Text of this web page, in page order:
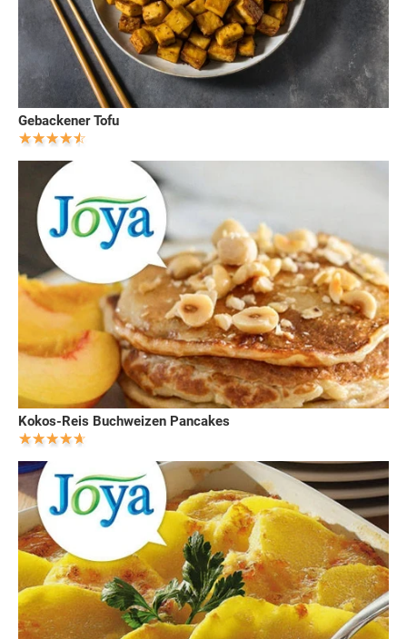
Gebackener Tofu
Kokos-Reis Buchweizen Pancakes